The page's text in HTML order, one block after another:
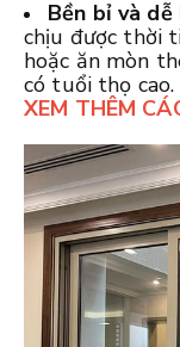
Bền bỉ và
chịu được thời
hoặc ăn mòn
có tuổi thọ cao.
XEM THÊM